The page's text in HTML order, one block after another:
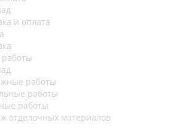
и оплата
работы
работы
работы
отделочных материалов